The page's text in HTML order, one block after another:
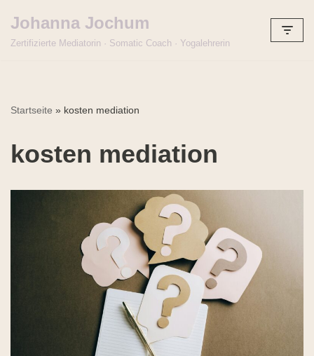
Zum
Johanna Jochum
Zertifizierte Mediatorin · Somatic Coach · Yogalehrerin
Startseite » kosten mediation
kosten mediation